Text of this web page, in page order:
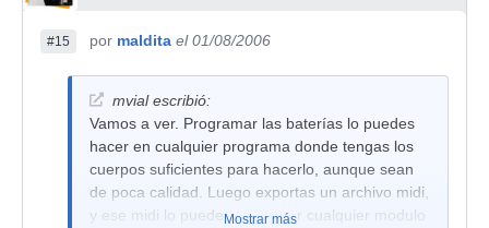
#15 por maldita el 01/08/2006
mvial escribió:
Vamos a ver. Programar las baterías lo puedes
hacer en cualquier programa donde tengas los
cuerpos suficientes para hacerlo, aunque sean
de poca calidad. Luego exportas un archivo midi,
y ese midi lo puedes pasar por cualquier modulo
Mostrar más